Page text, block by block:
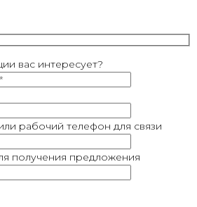
вас интересует?
рабочий телефон для связи
получения предложения